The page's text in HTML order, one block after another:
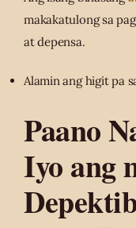
makakatulong sa
at depensa.
Alamin ang higit pa
Paano
Iyo ang